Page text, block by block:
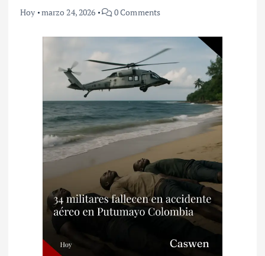
Hoy marzo 24, 2026 0 Comments